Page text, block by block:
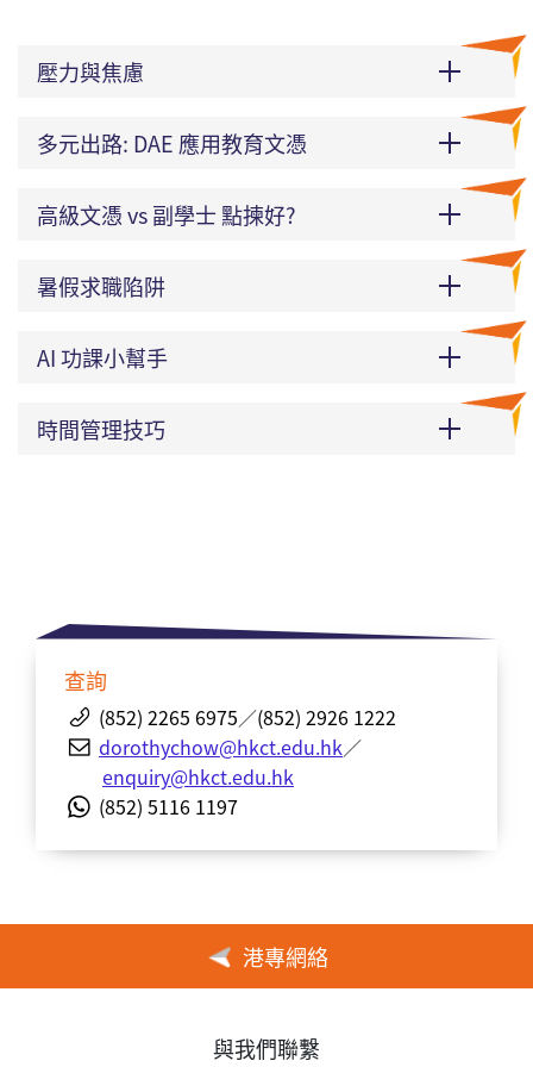
壓力與焦慮
多元出路: DAE 應用教育文憑
高級文憑 vs 副學士 點揀好?
暑假求職陷阱
AI 功課小幫手
時間管理技巧
查詢
(852) 2265 6975／(852) 2926 1222
dorothychow@hkct.edu.hk／
enquiry@hkct.edu.hk
(852) 5116 1197
港專網絡
與我們聯繫